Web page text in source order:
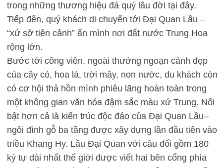
trong những thương hiệu đá quý lâu đời tại đây.
Tiếp đến, quý khách di chuyển tới Đại Quan Lầu –
“xứ sở tiên cảnh” ẩn mình nơi đất nước Trung Hoa
rộng lớn.
Bước tới công viên, ngoài thưởng ngoạn cảnh đẹp
của cây cỏ, hoa lá, trời mây, non nước, du khách còn
có cơ hội thả hồn mình phiêu lãng hoàn toàn trong
một không gian văn hóa đậm sắc màu xứ Trung. Nổi
bật hơn cả là kiến trúc độc đáo của Đại Quan Lầu–
ngôi đình gỗ ba tầng được xây dựng lần đầu tiên vào
triều Khang Hy. Lầu Đại Quan với câu đối gồm 180
ký tự dài nhất thế giới được viết hai bên cổng phía